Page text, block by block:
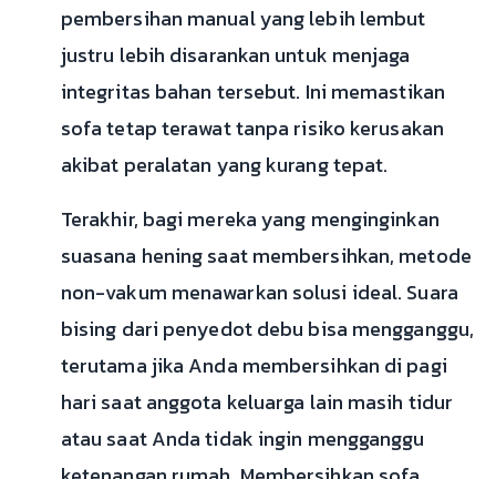
pembersihan manual yang lebih lembut
justru lebih disarankan untuk menjaga
integritas bahan tersebut. Ini memastikan
sofa tetap terawat tanpa risiko kerusakan
akibat peralatan yang kurang tepat.
Terakhir, bagi mereka yang menginginkan
suasana hening saat membersihkan, metode
non-vakum menawarkan solusi ideal. Suara
bising dari penyedot debu bisa mengganggu,
terutama jika Anda membersihkan di pagi
hari saat anggota keluarga lain masih tidur
atau saat Anda tidak ingin mengganggu